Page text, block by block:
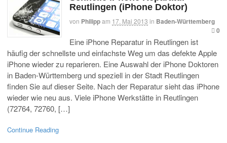
Reutlingen (iPhone Doktor)
von Philippam 17. Mai 2013 in Baden-Württemberg
0
Eine iPhone Reparatur in Reutlingen ist
häufig der schnellste und einfachste Weg um das defekte Apple
iPhone wieder zu reparieren. Eine Auswahl der iPhone Doktoren
in Baden-Württemberg und speziell in der Stadt Reutlingen
finden Sie auf dieser Seite. Nach der Reparatur sieht das iPhone
wieder wie neu aus. Viele iPhone Werkstätte in Reutlingen
(72764, 72760, […]
Continue Reading